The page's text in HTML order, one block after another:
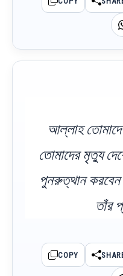
আল্লাহ
তোমাদের মৃত্যু
পুনরুত্থান
তাঁর
COPY